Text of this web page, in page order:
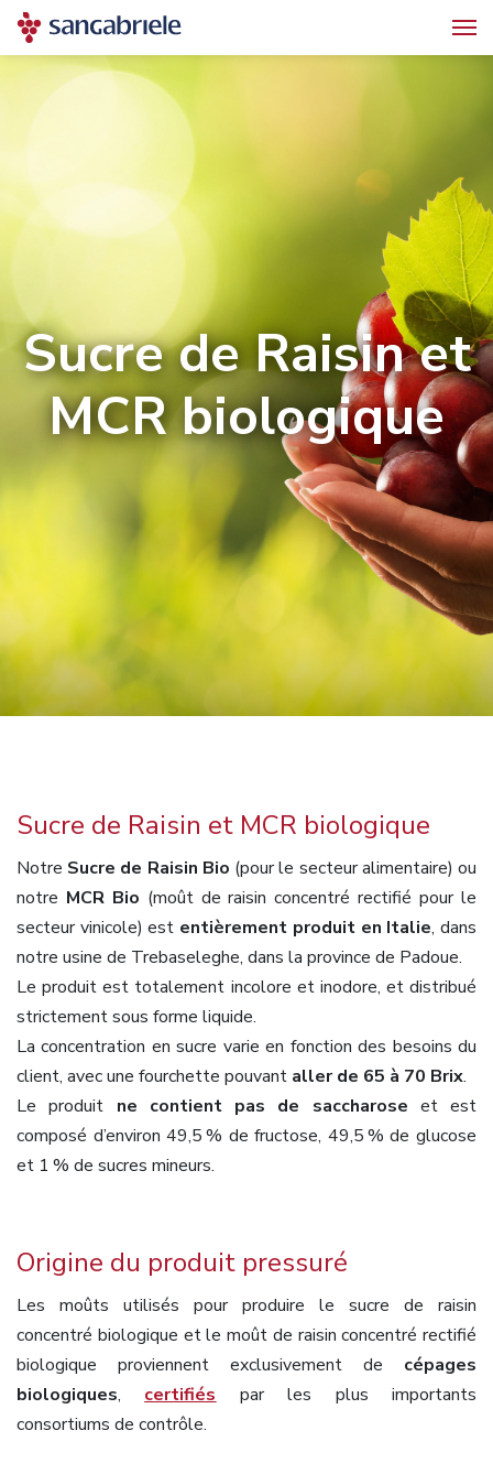
Sucre de Raisin et
MCR biologique
Sucre de Raisin et MCR biologique
Notre Sucre de Raisin Bio (pour le secteur alimentaire) ou
notre MCR Bio (moût de raisin concentré rectifié pour le
secteur vinicole) est entièrement produit en Italie, dans
notre usine de Trebaseleghe, dans la province de Padoue.
Le produit est totalement incolore et inodore, et distribué
strictement sous forme liquide.
La concentration en sucre varie en fonction des besoins du
client, avec une fourchette pouvant aller de 65 à 70 Brix.
Le produit ne contient pas de saccharose et est
composé d’environ 49,5 % de fructose, 49,5 % de glucose
et 1 % de sucres mineurs.
Origine du produit pressuré
Les moûts utilisés pour produire le sucre de raisin
concentré biologique et le moût de raisin concentré rectifié
biologique proviennent exclusivement de cépages
biologiques, certifiés par les plus importants
consortiums de contrôle.